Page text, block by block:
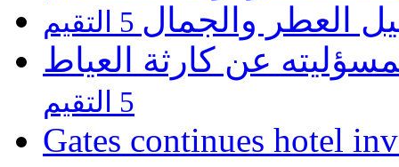
العطر والجمال
عن كارثة العياط
5 التقيم
Gates continues hotel